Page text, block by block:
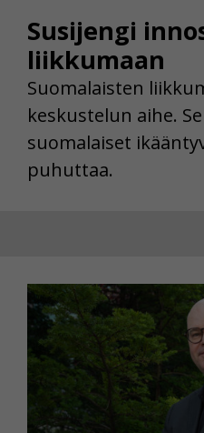
Susijengi
liikkumaan
Suomalaisten
keskustelun aihe.
suomalaiset
puhuttaa.